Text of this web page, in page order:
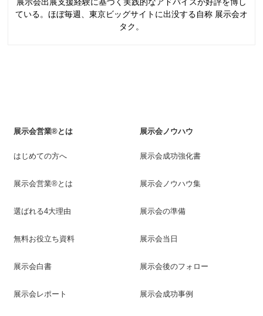
ている。ほぼ毎週、東京ビッグサイトに出没する自称 展示会オ
タク。
展示会営業®とは
はじめての方へ
展示会営業®とは
選ばれる4大理由
無料お役立ち資料
展示会白書
展示会レポート
展示会ノウハウ
展示会成功強化書
展示会ノウハウ集
展示会の準備
展示会当日
展示会後のフォロー
展示会成功事例